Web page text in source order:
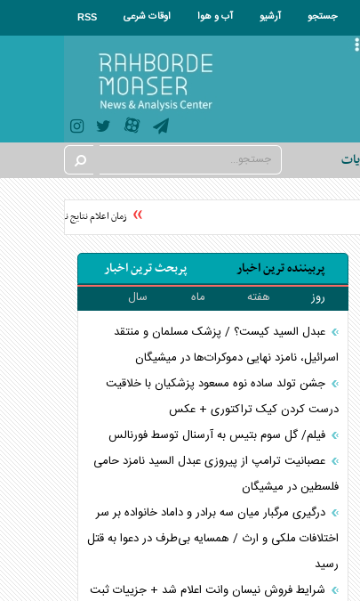
جستجو آرشیو آب و هوا اوقات شرعی RSS
زمان اعلام نتایج نهایی آزمون دکتری ۱۴۰۵
پربیننده ترین اخبار پربحث ترین اخبار
روز هفته ماه
سال
عبدل السید کیست؟ / پزشک مسلمان و منتقد
اسرائیل، نامزد نهایی دموکرات‌ها در میشیگان
جشن تولد ساده نوه مسعود پزشکیان با خلاقیت
درست کردن کیک تراکتوری + عکس
فیلم/ گل سوم بتیس به آرسنال توسط فورنالس
عصبانیت ترامپ از پیروزی عبدل السید نامزد حامی
فلسطین در میشیگان
درگیری مرگبار میان سه برادر و داماد خانواده بر سر
اختلافات ملکی و ارث / همسایه بی‌طرف در دعوا به قتل
رسید
شرایط فروش نیسان وانت اعلام شد + جزییات ثبت